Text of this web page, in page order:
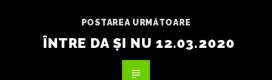
POSTAREA URMĂTOARE
ÎNTRE DA ȘI NU 12.03.2020